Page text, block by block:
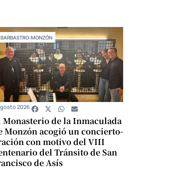
BARBASTRO-MONZÓN
Monasterio de la Inmaculada
Monzón acogió un concierto-
con motivo del VIII
del Tránsito de San
de Asís
2026